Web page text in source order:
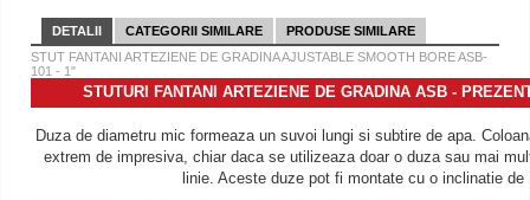
DETALII CATEGORII SIMILARE
PRODUSE SIMILARE
STUT FANTANI ARTEZIENE DE GRADINA AJUSTABLE SMOOTH BORE ASB-
101 - 1"
STUTURI FANTANI ARTEZIENE DE GRADINA ASB -
Duza de diametru mic formeaza un suvoi lungi si subtire de apa.
extrem de impresiva, chiar daca se utilizeaza doar o duza sau mai
linie. Aceste duze pot fi montate cu o inclinatie de